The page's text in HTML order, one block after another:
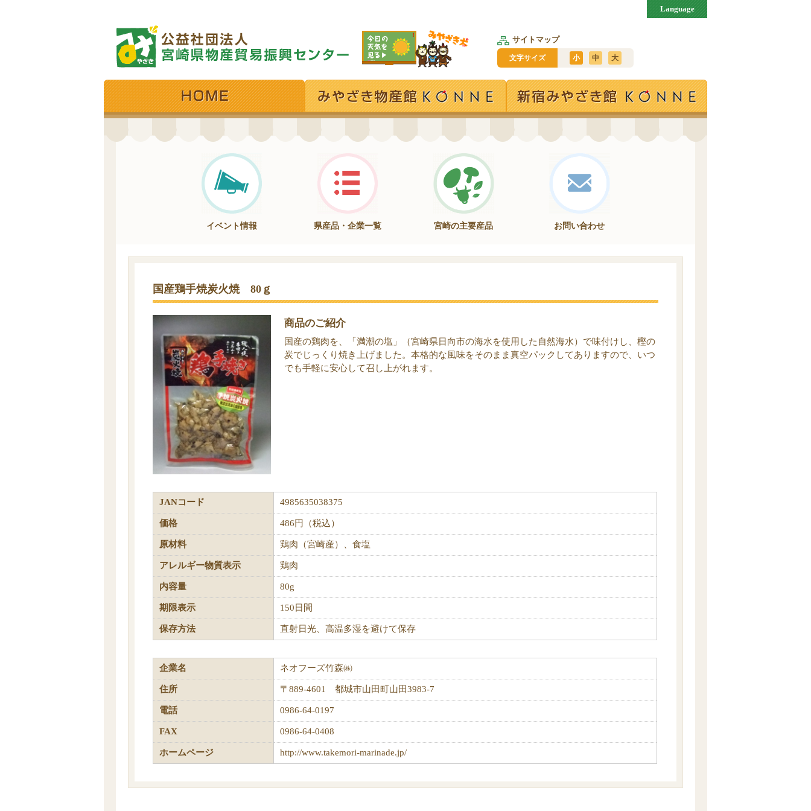
サイトマップ
文字サイズ 小 中 大
Language
イベント情報 県産品・企業一覧 宮崎の主要産品 お問い合わせ
国産鶏手焼炭火焼 80ｇ
商品のご紹介
国産の鶏肉を、「満潮の塩」（宮崎県日向市の海水を使用した自然海水）で味付けし、樫の
炭でじっくり焼き上げました。本格的な風味をそのまま真空パックしてありますので、いつ
でも手軽に安心して召し上がれます。
JANコード 4985635038375
価格 486円（税込）
原材料 鶏肉（宮崎産）、食塩
アレルギー物質表示 鶏肉
内容量 80g
期限表示 150日間
保存方法 直射日光、高温多湿を避けて保存
企業名 ネオフーズ竹森㈱
住所 〒889-4601 都城市山田町山田3983-7
電話 0986-64-0197
FAX 0986-64-0408
ホームページ http://www.takemori-marinade.jp/